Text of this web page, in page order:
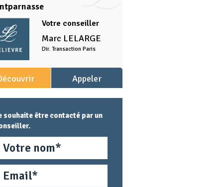
Votre conseiller
Marc LELARGE
Dir. Transaction Paris
l'agence
Appeler
l'agence
souhaite être contacté par un